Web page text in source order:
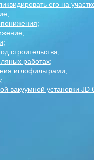
его на
;
;
;
;
строительства;
работах;
иглофильтрами;
;
вакуумной установки JD